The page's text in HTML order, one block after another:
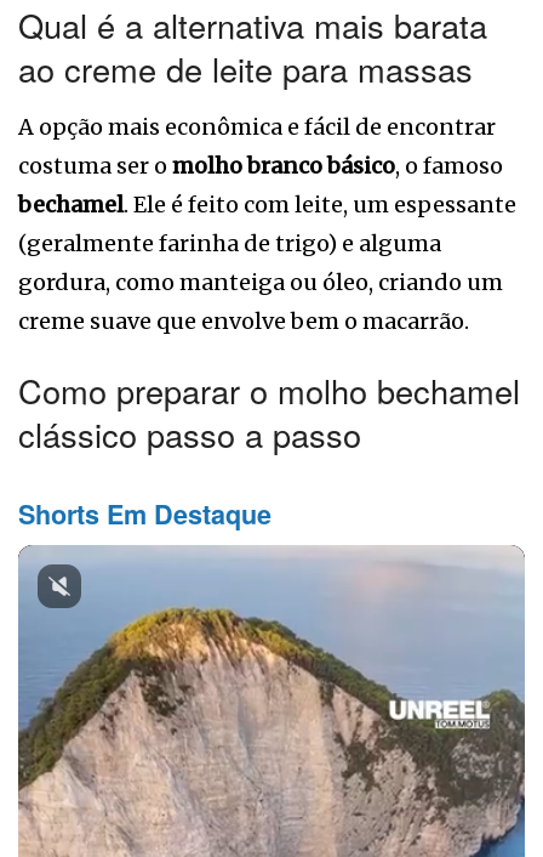
Qual é a alternativa mais barata
ao creme de leite para massas
A opção mais econômica e fácil de encontrar
costuma ser o molho branco básico, o famoso
bechamel. Ele é feito com leite, um espessante
(geralmente farinha de trigo) e alguma
gordura, como manteiga ou óleo, criando um
creme suave que envolve bem o macarrão.
Como preparar o molho bechamel
clássico passo a passo
Shorts Em Destaque